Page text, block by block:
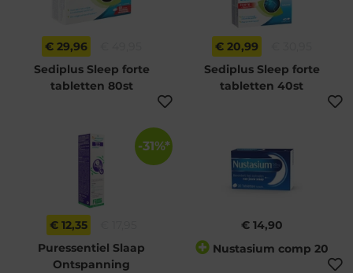
€ 29,96
Sediplus Sleep forte
tabletten 80st
€ 20,99
Sediplus Sleep forte
tabletten 40st
-31%*
€ 12,35
Puressentiel Slaap
Ontspanning
€ 14,90
Nustasium comp 20